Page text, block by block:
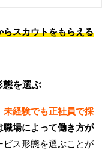
らスカウトをもらえる
態を選ぶ
未経験でも正社員で採
職場によって働き方が
ビス形態を選ぶことが